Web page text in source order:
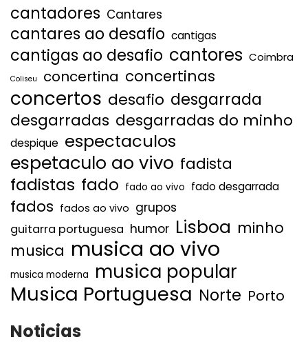
cantadores Cantares
cantares ao desafio cantigas
cantigas ao desafio cantores Coimbra
Coliseu concertina concertinas
concertos desafio desgarrada
desgarradas desgarradas do minho
despique espectaculos
espetaculo ao vivo fadista
fadistas fado fado ao vivo fado desgarrada
fados fados ao vivo grupos
guitarra portuguesa humor Lisboa minho
musica musica ao vivo
musica moderna musica popular
Musica Portuguesa Norte Porto
Noticias